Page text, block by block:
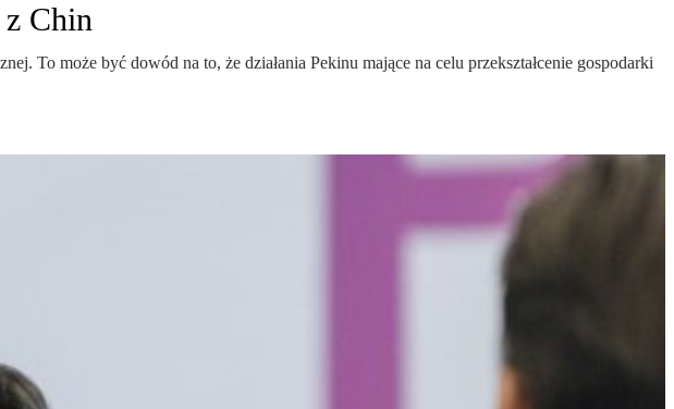
Chin
To może być dowód na to, że działania Pekinu mające na celu przekształcenie gospodarki